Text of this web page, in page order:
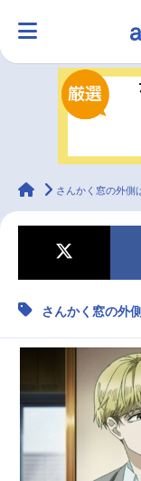
ラジオ
マンガ・ラノベ ゲ
2.5次元 配
アニメ記事一覧
今期アニメ曜日別一覧
animateTimes
さんかく窓の外側
さんかく窓の外